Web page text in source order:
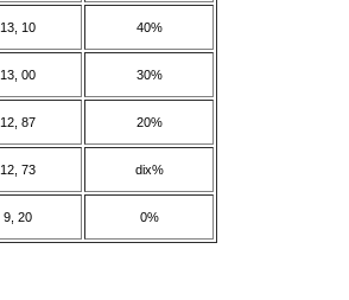
13, 10 40%
13, 00 30%
12, 87 20%
12, 73 dix%
9, 20 0%